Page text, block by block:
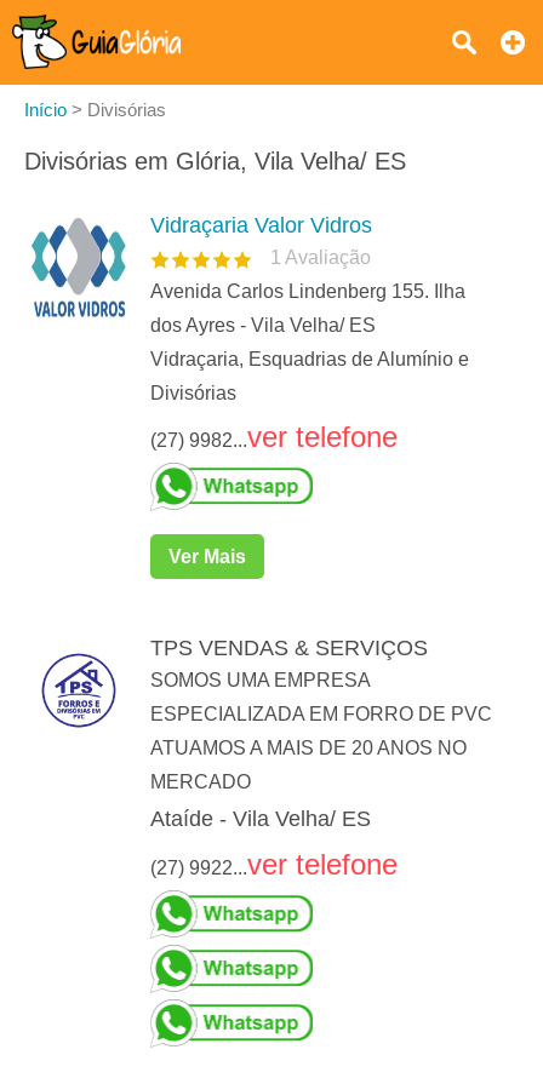
Início > Divisórias
Divisórias em Glória, Vila Velha/ ES
Vidraçaria Valor Vidros
1 Avaliação
Avenida Carlos Lindenberg 155. Ilha
dos Ayres - Vila Velha/ ES
Vidraçaria, Esquadrias de Alumínio e
Divisórias
(27) 9982...ver telefone
Ver Mais
TPS VENDAS & SERVIÇOS
SOMOS UMA EMPRESA
ESPECIALIZADA EM FORRO DE PVC
ATUAMOS A MAIS DE 20 ANOS NO
MERCADO
Ataíde - Vila Velha/ ES
(27) 9922...ver telefone